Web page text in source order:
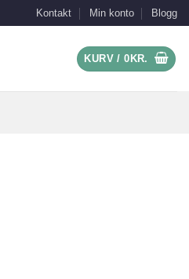
Kontakt Min konto Blogg
KURV /0KR.